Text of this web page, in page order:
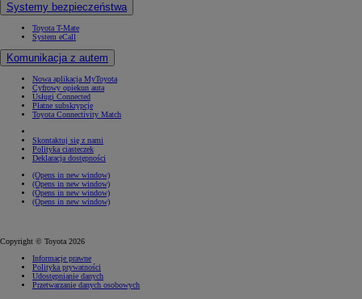
Systemy bezpieczeństwa
Toyota T-Mate
System eCall
Komunikacja z autem
Nowa aplikacja MyToyota
Cyfrowy opiekun auta
Usługi Connected
Płatne subskrypcje
Toyota Connectivity Match
Skontaktuj się z nami
Polityka ciasteczek
Deklaracja dostępności
(Opens in new window)
(Opens in new window)
(Opens in new window)
(Opens in new window)
Copyright © Toyota 2026
Informacje prawne
Polityka prywatności
Udostępnianie danych
Przetwarzanie danych osobowych